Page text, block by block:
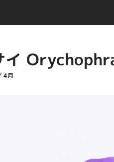
イ
4月